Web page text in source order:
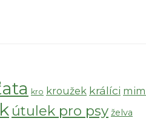
kro kroužek králíci
útulek pro psy želva